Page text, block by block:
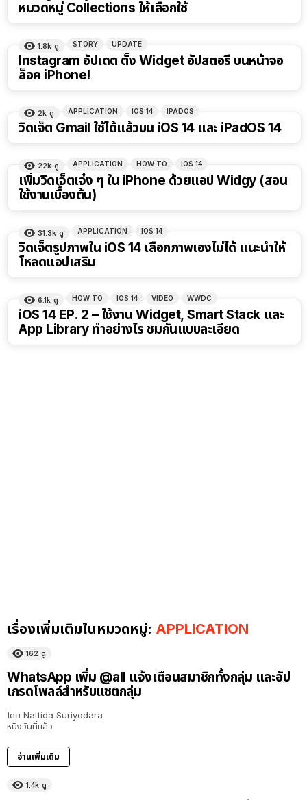
หมวดหมู่ Collections ให้เลือกใช้
1.8k ดู STORY UPDATE
Instagram อัปเดต ตั้ง Widget อัปสตอรี่ บนหน้าจอ
ล็อค iPhone!
2k ดู APPLICATION IOS 14 IPADOS
วิดเจ็ต Gmail ใช้ได้แล้วบน iOS 14 และ iPadOS 14
22k ดู APPLICATION HOW TO IOS 14
เพิ่มวิดเจ็ตเจ๋ง ๆ ใน iPhone ด้วยแอป Widgy (สอน
ใช้งานเบื้องต้น)
31.3k ดู APPLICATION IOS 14
วิดเจ็ตรูปภาพใน iOS 14 เลือกภาพเองไม่ได้ แนะนำให้
โหลดแอปเสริม
6.1k ดู HOW TO IOS 14 VIDEO WWDC
iOS 14 EP. 2 – ใช้งาน Widget, Smart Stack และ
App Library ทำอย่างไร ชมกันแบบละเอียด
เรื่องเพิ่มเติมในหมวดหมู่: APPLICATION
162 ดู
WhatsApp เพิ่ม @all แจ้งเตือนสมาชิกทั้งกลุ่ม และอัป
เกรดโพลล์สำหรับแชตกลุ่ม
โดย Nattida Suriyodara
หนึ่งวันที่แล้ว
อ่านเพิ่มเติม
1.4k ดู